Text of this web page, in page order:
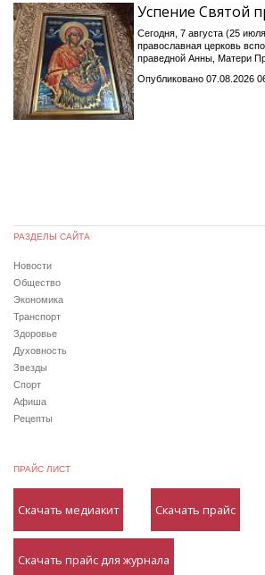
Успение Святой
Сегодня, 7 августа (25
православная церковь
праведной Анны, Матери
Опубликовано 07.08.2026
РАЗДЕЛЫ САЙТА
Новости
Общество
Экономика
Транспорт
Здоровье
Духовность
Звезды
Спорт
Афиша
Рецепты
ПРАЙС ЛИСТ
Скачать медиакит Скачать прайс
Скачать прайс для журнала